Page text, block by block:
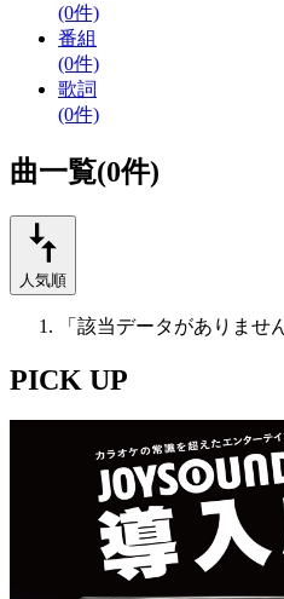
(0件)
番組
(0件)
歌詞
(0件)
曲一覧(0件)
人気順
「該当データがありませ
PICK UP